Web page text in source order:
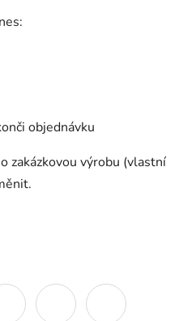
objednávku
zakázkovou výrobu (vlastní